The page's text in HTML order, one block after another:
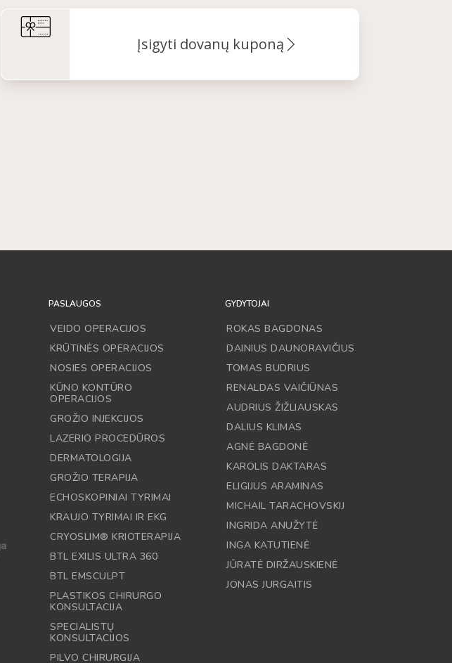
Įsigyti dovanų kuponą
PASLAUGOS
VEIDO OPERACIJOS
KRŪTINĖS OPERACIJOS
NOSIES OPERACIJOS
KŪNO KONTŪRO
OPERACIJOS
GROŽIO INJEKCIJOS
LAZERIO PROCEDŪROS
DERMATOLOGIJA
GROŽIO TERAPIJA
ECHOSKOPINIAI TYRIMAI
KRAUJO TYRIMAI IR EKG
CRYOSLIM® KRIOTERAPIJA
BTL EXILIS ULTRA 360
BTL EMSCULPT
PLASTIKOS CHIRURGO
KONSULTACIJA
SPECIALISTŲ
KONSULTACIJOS
PILVO CHIRURGIJA
GYDYTOJAI
ROKAS BAGDONAS
DAINIUS DAUNORAVIČIUS
TOMAS BUDRIUS
RENALDAS VAIČIŪNAS
AUDRIUS ŽIŽLIAUSKAS
DALIUS KLIMAS
AGNĖ BAGDONĖ
KAROLIS DAKTARAS
ELIGIJUS ARAMINAS
MICHAIL TARACHOVSKIJ
INGRIDA ANUŽYTĖ
INGA KATUTIENĖ
JŪRATĖ DIRŽAUSKIENĖ
JONAS JURGAITIS